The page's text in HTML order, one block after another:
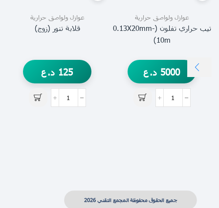
عوازل ولواصق حرارية
تيب حراري تفلون (0.13X20mm-
10m)
5000 د.ع
عوازل ولواصق حرارية
قلابة تنور (زوج)
125 د.ع
جميع الحقوق محفوظة المجمع التقني 2026